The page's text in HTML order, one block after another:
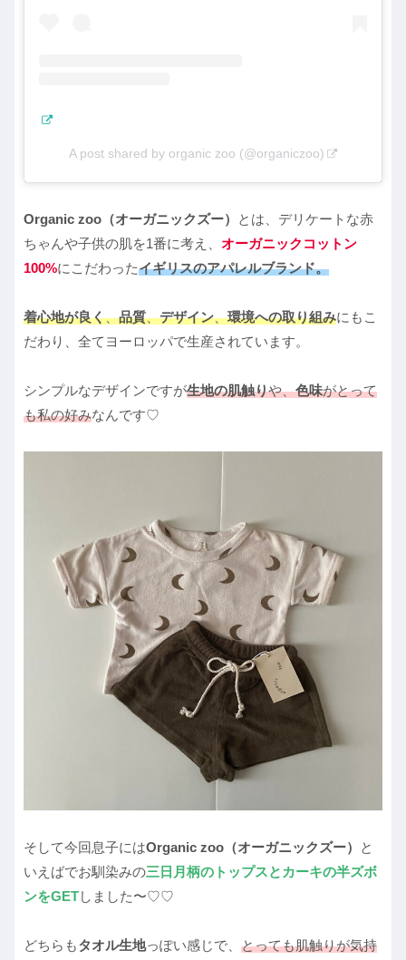
A post shared by organic zoo (@organiczoo)
Organic zoo（オーガニックズー）
とは、デリケートな赤
ちゃんや子供の肌を1番に考え、 オーガニックコットン
100%にこだわったイギリスのアパレルブランド。
着心地が良く、品質、デザイン、環境への取り組みにもこ
だわり、全てヨーロッパで生産されています。
シンプルなデザインですが生地の肌触りや、色味がとって
も私の好みなんです♡
そして今回息子にはOrganic zoo（オーガニックズー）
と
いえばでお馴染みの三日月柄のトップスとカーキの半ズボ
ンをGETしました〜♡♡
どちらもタオル生地っぽい感じで、 とっても肌触りが気持